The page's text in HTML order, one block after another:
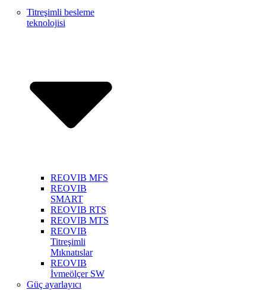
Titreşimli besleme
teknolojisi
REOVIB MFS
REOVIB
SMART
REOVIB RTS
REOVIB MTS
REOVIB
Titreşimli
Mıknatıslar
REOVIB
İvmeölçer SW
Güç ayarlayıcı